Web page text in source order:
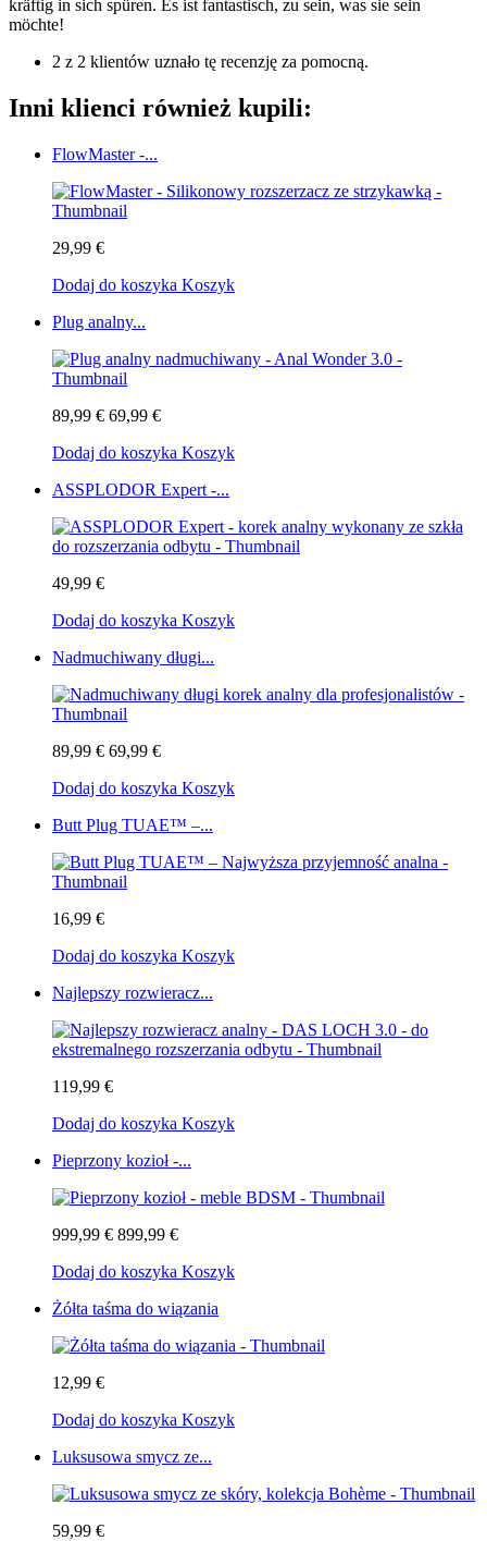
kräftig in sich spüren. Es ist fantastisch, zu sein, was sie sein
möchte!
2 z 2 klientów uznało tę recenzję za pomocną.
Inni klienci również kupili:
FlowMaster -...
29,99 €
Dodaj do koszyka Koszyk
Plug analny...
89,99 € 69,99 €
Dodaj do koszyka Koszyk
ASSPLODOR Expert -...
49,99 €
Dodaj do koszyka Koszyk
Nadmuchiwany długi...
89,99 € 69,99 €
Dodaj do koszyka Koszyk
Butt Plug TUAE™ –...
16,99 €
Dodaj do koszyka Koszyk
Najlepszy rozwieracz...
119,99 €
Dodaj do koszyka Koszyk
Pieprzony kozioł -...
999,99 € 899,99 €
Dodaj do koszyka Koszyk
Żółta taśma do wiązania
12,99 €
Dodaj do koszyka Koszyk
Luksusowa smycz ze...
59,99 €